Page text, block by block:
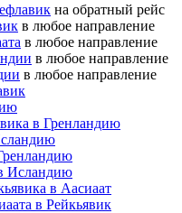
на обратный рейс
в любое направление
в любое направление
в любое направление
в любое направление
в Гренландию
Исландию
в Аасиаат
в Рейкьявик